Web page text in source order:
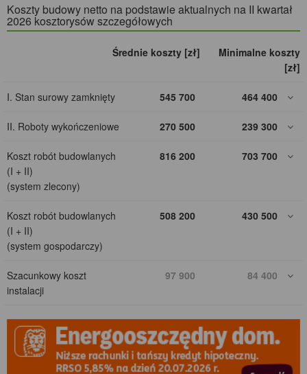
Koszty budowy netto na podstawie aktualnych na II kwartał
2026 kosztorysów szczegółowych
Średnie koszty [zł]
Minimalne koszty
[zł]
I. Stan surowy zamknięty 545 700 464 400
II. Roboty wykończeniowe 270 500 239 300
Koszt robót budowlanych
(I + II)
(system zlecony)
816 200 703 700
Koszt robót budowlanych
(I + II)
(system gospodarczy)
508 200 430 500
Szacunkowy koszt
instalacji
97 900 84 400